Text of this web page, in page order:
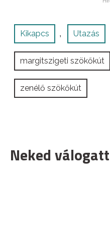
Kikapcs , Utazás
margitszigeti szökőkút
zenélő szökőkút
Neked